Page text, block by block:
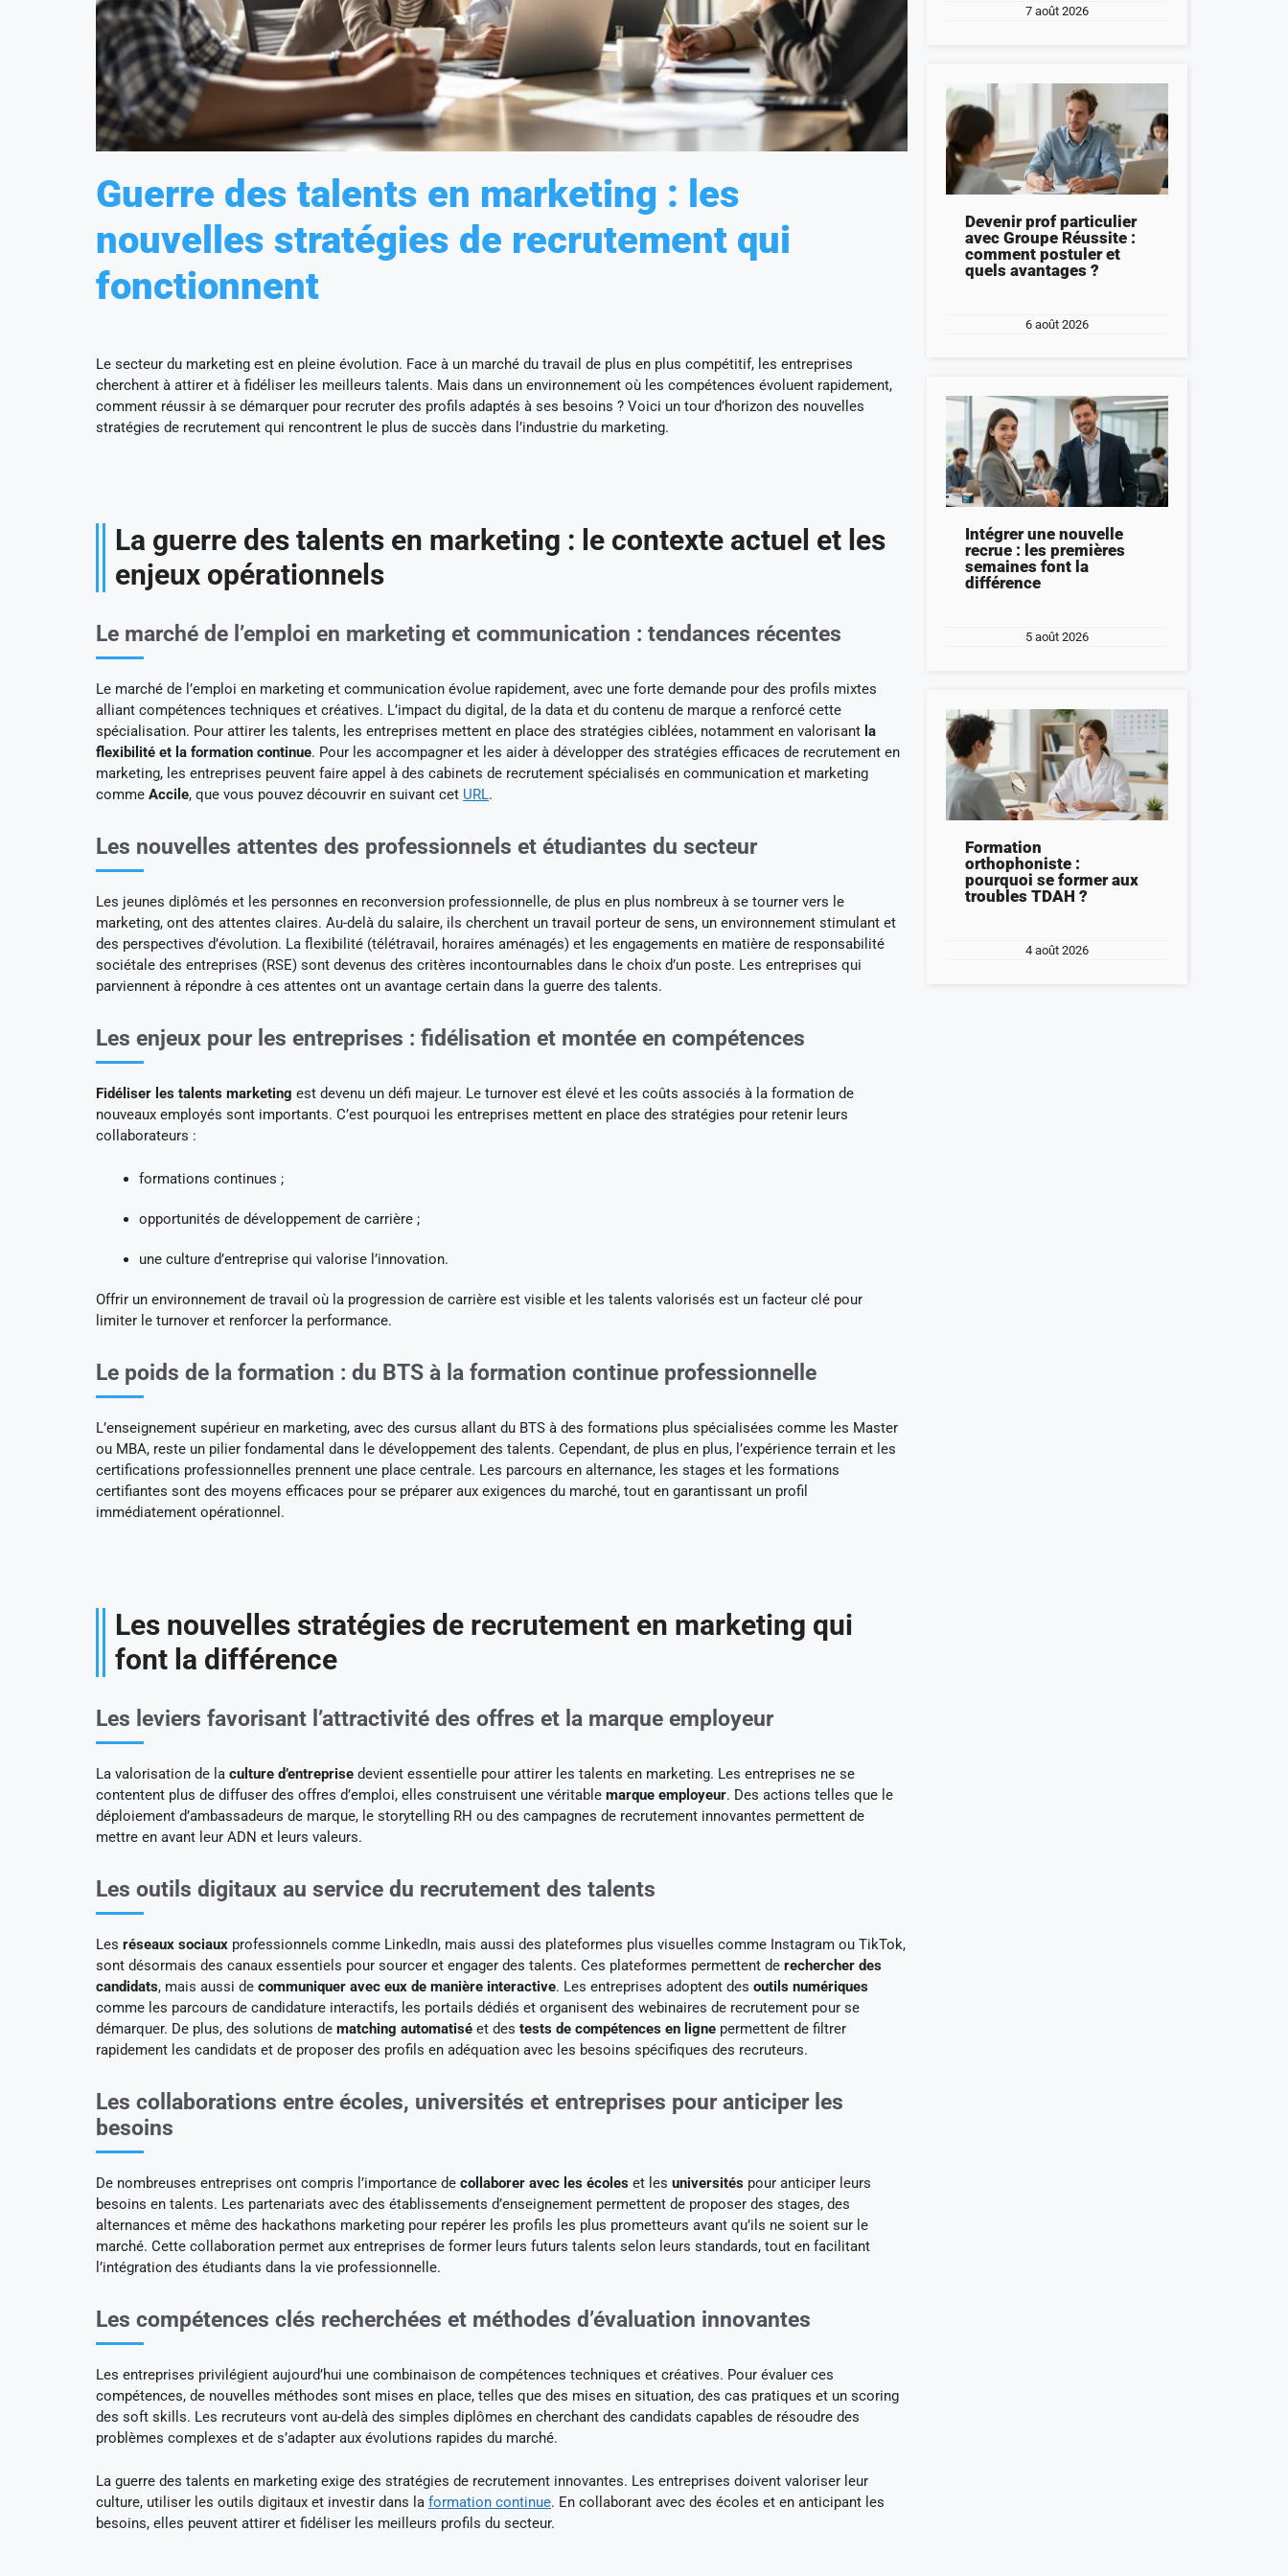
Guerre des talents en marketing : les
nouvelles stratégies de recrutement qui
fonctionnent
Le secteur du marketing est en pleine évolution. Face à un marché du travail de plus en plus compétitif, les entreprises
cherchent à attirer et à fidéliser les meilleurs talents. Mais dans un environnement où les compétences évoluent rapidement,
comment réussir à se démarquer pour recruter des profils adaptés à ses besoins ? Voici un tour d’horizon des nouvelles
stratégies de recrutement qui rencontrent le plus de succès dans l’industrie du marketing.
La guerre des talents en marketing : le contexte actuel et les
enjeux opérationnels
Le marché de l’emploi en marketing et communication : tendances récentes
Le marché de l’emploi en marketing et communication évolue rapidement, avec une forte demande pour des profils mixtes
alliant compétences techniques et créatives. L’impact du digital, de la data et du contenu de marque a renforcé cette
spécialisation. Pour attirer les talents, les entreprises mettent en place des stratégies ciblées, notamment en valorisant la
flexibilité et la formation continue. Pour les accompagner et les aider à développer des stratégies efficaces de recrutement en
marketing, les entreprises peuvent faire appel à des cabinets de recrutement spécialisés en communication et marketing
comme Accile, que vous pouvez découvrir en suivant cet URL.
Les nouvelles attentes des professionnels et étudiantes du secteur
Les jeunes diplômés et les personnes en reconversion professionnelle, de plus en plus nombreux à se tourner vers le
marketing, ont des attentes claires. Au-delà du salaire, ils cherchent un travail porteur de sens, un environnement stimulant et
des perspectives d’évolution. La flexibilité (télétravail, horaires aménagés) et les engagements en matière de responsabilité
sociétale des entreprises (RSE) sont devenus des critères incontournables dans le choix d’un poste. Les entreprises qui
parviennent à répondre à ces attentes ont un avantage certain dans la guerre des talents.
Les enjeux pour les entreprises : fidélisation et montée en compétences
Fidéliser les talents marketing est devenu un défi majeur. Le turnover est élevé et les coûts associés à la formation de
nouveaux employés sont importants. C’est pourquoi les entreprises mettent en place des stratégies pour retenir leurs
collaborateurs :
formations continues ;
opportunités de développement de carrière ;
une culture d’entreprise qui valorise l’innovation.
Offrir un environnement de travail où la progression de carrière est visible et les talents valorisés est un facteur clé pour
limiter le turnover et renforcer la performance.
Le poids de la formation : du BTS à la formation continue professionnelle
L’enseignement supérieur en marketing, avec des cursus allant du BTS à des formations plus spécialisées comme les Master
ou MBA, reste un pilier fondamental dans le développement des talents. Cependant, de plus en plus, l’expérience terrain et les
certifications professionnelles prennent une place centrale. Les parcours en alternance, les stages et les formations
certifiantes sont des moyens efficaces pour se préparer aux exigences du marché, tout en garantissant un profil
immédiatement opérationnel.
Les nouvelles stratégies de recrutement en marketing qui
font la différence
Les leviers favorisant l’attractivité des offres et la marque employeur
La valorisation de la culture d’entreprise devient essentielle pour attirer les talents en marketing. Les entreprises ne se
contentent plus de diffuser des offres d’emploi, elles construisent une véritable marque employeur. Des actions telles que le
déploiement d’ambassadeurs de marque, le storytelling RH ou des campagnes de recrutement innovantes permettent de
mettre en avant leur ADN et leurs valeurs.
Les outils digitaux au service du recrutement des talents
Les réseaux sociaux professionnels comme LinkedIn, mais aussi des plateformes plus visuelles comme Instagram ou TikTok,
sont désormais des canaux essentiels pour sourcer et engager des talents. Ces plateformes permettent de rechercher des
candidats, mais aussi de communiquer avec eux de manière interactive. Les entreprises adoptent des outils numériques
comme les parcours de candidature interactifs, les portails dédiés et organisent des webinaires de recrutement pour se
démarquer. De plus, des solutions de matching automatisé et des tests de compétences en ligne permettent de filtrer
rapidement les candidats et de proposer des profils en adéquation avec les besoins spécifiques des recruteurs.
Les collaborations entre écoles, universités et entreprises pour anticiper les
besoins
De nombreuses entreprises ont compris l’importance de collaborer avec les écoles et les universités pour anticiper leurs
besoins en talents. Les partenariats avec des établissements d’enseignement permettent de proposer des stages, des
alternances et même des hackathons marketing pour repérer les profils les plus prometteurs avant qu’ils ne soient sur le
marché. Cette collaboration permet aux entreprises de former leurs futurs talents selon leurs standards, tout en facilitant
l’intégration des étudiants dans la vie professionnelle.
Les compétences clés recherchées et méthodes d’évaluation innovantes
Les entreprises privilégient aujourd’hui une combinaison de compétences techniques et créatives. Pour évaluer ces
compétences, de nouvelles méthodes sont mises en place, telles que des mises en situation, des cas pratiques et un scoring
des soft skills. Les recruteurs vont au-delà des simples diplômes en cherchant des candidats capables de résoudre des
problèmes complexes et de s’adapter aux évolutions rapides du marché.
La guerre des talents en marketing exige des stratégies de recrutement innovantes. Les entreprises doivent valoriser leur
culture, utiliser les outils digitaux et investir dans la formation continue. En collaborant avec des écoles et en anticipant les
besoins, elles peuvent attirer et fidéliser les meilleurs profils du secteur.
7 août 2026
Devenir prof particulier
avec Groupe Réussite :
comment postuler et
quels avantages ?
6 août 2026
Intégrer une nouvelle
recrue : les premières
semaines font la
différence
5 août 2026
Formation
orthophoniste :
pourquoi se former aux
troubles TDAH ?
4 août 2026